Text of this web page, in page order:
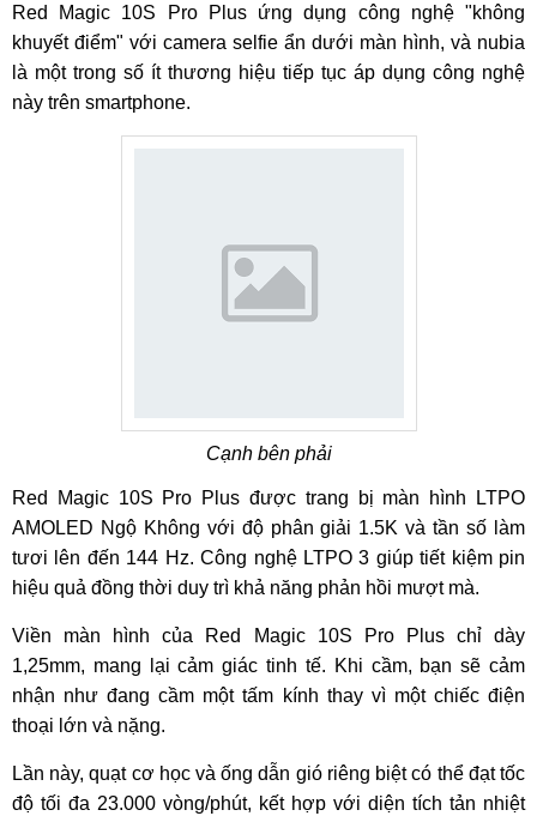
Red Magic 10S Pro Plus ứng dụng công nghệ "không
khuyết điểm" với camera selfie ẩn dưới màn hình, và nubia
là một trong số ít thương hiệu tiếp tục áp dụng công nghệ
này trên smartphone.
Cạnh bên phải
Red Magic 10S Pro Plus được trang bị màn hình LTPO
AMOLED Ngộ Không với độ phân giải 1.5K và tần số làm
tươi lên đến 144 Hz. Công nghệ LTPO 3 giúp tiết kiệm pin
hiệu quả đồng thời duy trì khả năng phản hồi mượt mà.
Viền màn hình của Red Magic 10S Pro Plus chỉ dày
1,25mm, mang lại cảm giác tinh tế. Khi cầm, bạn sẽ cảm
nhận như đang cầm một tấm kính thay vì một chiếc điện
thoại lớn và nặng.
Lần này, quạt cơ học và ống dẫn gió riêng biệt có thể đạt tốc
độ tối đa 23.000 vòng/phút, kết hợp với diện tích tản nhiệt